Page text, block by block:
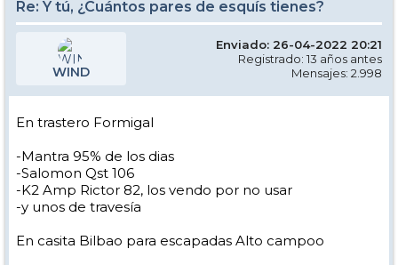
Re: Y tú, ¿Cuántos pares de esquís tienes?
WIND
Enviado: 26-04-2022 20:21
Registrado: 13 años antes
Mensajes: 2.998
En trastero Formigal
-Mantra 95% de los dias
-Salomon Qst 106
-K2 Amp Rictor 82, los vendo por no usar
-y unos de travesía
En casita Bilbao para escapadas Alto campoo